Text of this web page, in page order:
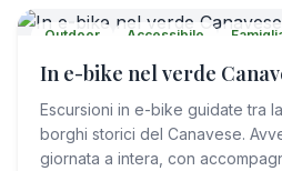
Outdoor Accessibile
In e-bike nel verde
Escursioni in e-bike guidate tra
borghi storici del Canavese.
giornata a intera, con